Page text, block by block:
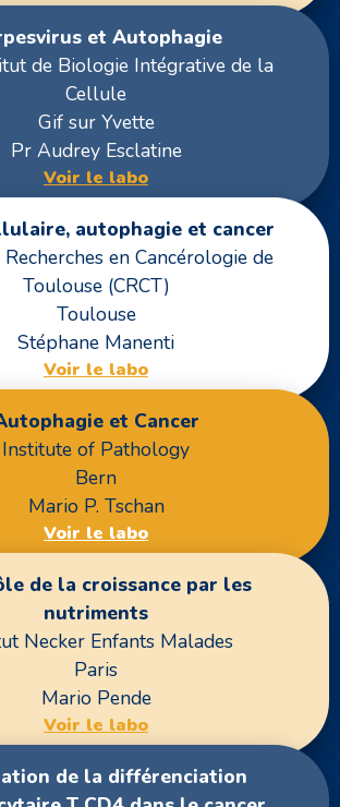
et Autophagie
de Biologie Intégrative de la
Cellule
Gif sur Yvette
Pr Audrey Esclatine
Voir le labo
autophagie et cancer
en Cancérologie de
Toulouse (CRCT)
Toulouse
Stéphane Manenti
Voir le labo
et Cancer
Institute of Pathology
Bern
Mario P. Tschan
Voir le labo
de la croissance par les
nutriments
Necker Enfants Malades
Paris
Mario Pende
Voir le labo
de la différenciation